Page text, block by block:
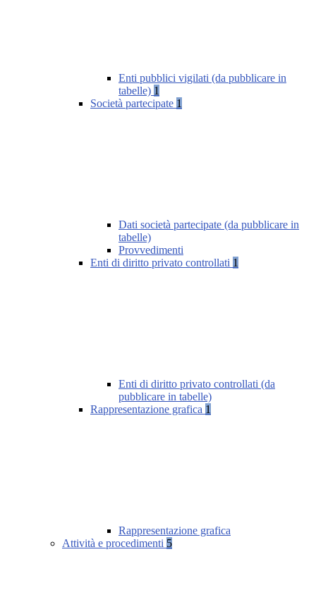
Enti pubblici vigilati (da pubblicare in
tabelle) 1
Società partecipate 1
Dati società partecipate (da pubblicare in
tabelle)
Provvedimenti
Enti di diritto privato controllati 1
Enti di diritto privato controllati (da
pubblicare in tabelle)
Rappresentazione grafica 1
Rappresentazione grafica
Attività e procedimenti 5